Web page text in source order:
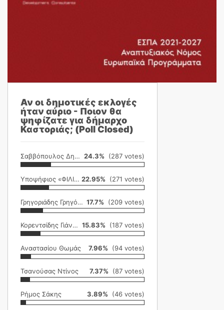
Αν οι δημοτικές εκλογές
ήταν αύριο - Ποιον θα
ψηφίζατε για δήμαρχο
Καστοριάς; (Poll Closed)
Σαββόπουλος Δημήτρης 24.3% (287 votes)
Υποψήφιος «ΦΙΛΙΚΗ ΕΤΑΙΡΕΙΑ» 22.95% (271 votes)
Γρηγοριάδης Γρηγόρης 17.7% (209 votes)
Κορεντσίδης Γιάννης 15.83% (187 votes)
Αναστασίου Θωμάς 7.96% (94 votes)
Τσανούσας Ντίνος 7.37% (87 votes)
Ρήμος Σάκης 3.89% (46 votes)